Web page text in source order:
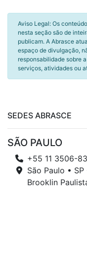
Aviso Legal: Os
nesta seção são de
publicam. A Abrasce
espaço de divulgação,
responsabilidade sobre
serviços, atividades ou
SEDES ABRASCE
SÃO PAULO
+55 11 3506-
São Paulo •
Brooklin